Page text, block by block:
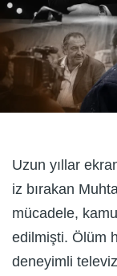
Uzun yıllar
iz bırakan
mücadele,
edilmişti. Ölüm
deneyimli